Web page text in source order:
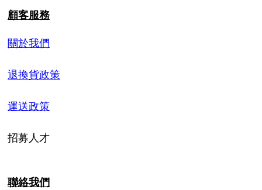
顧客服務
關於我們
退換貨政策
運送政策
招募人才
聯絡我們